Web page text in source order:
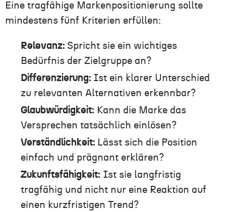
Eine tragfähige Markenpositionierung sollte
mindestens fünf Kriterien erfüllen:
Relevanz: Spricht sie ein wichtiges
Bedürfnis der Zielgruppe an?
Differenzierung: Ist ein klarer Unterschied
zu relevanten Alternativen erkennbar?
Glaubwürdigkeit: Kann die Marke das
Versprechen tatsächlich einlösen?
Verständlichkeit: Lässt sich die Position
einfach und prägnant erklären?
Zukunftsfähigkeit: Ist sie langfristig
tragfähig und nicht nur eine Reaktion auf
einen kurzfristigen Trend?